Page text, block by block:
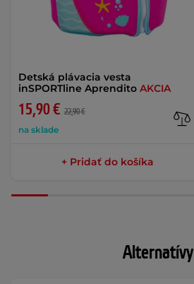
Detská plávacia vesta
inSPORTline Aprendito AKCIA
15,90 € 22,90 €
na sklade
+ Pridať do košíka
Alternatívy